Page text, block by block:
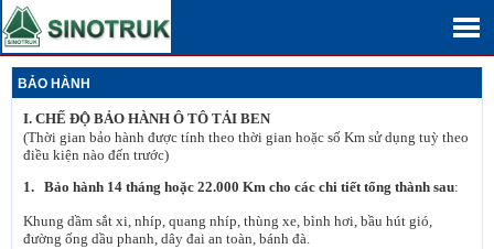
BẢO HÀNH
I. CHẾ ĐỘ BẢO HÀNH Ô TÔ TẢI BEN
(Thời gian bảo hành được tính theo thời gian hoặc số Km sử dụng tuỳ theo
điều kiện nào đến trước)
1. Bảo hành 14 tháng hoặc 22.000 Km cho các chi tiết tổng thành sau:
Khung dầm sắt xi, nhíp, quang nhíp, thùng xe, bình hơi, bầu hút gió,
đường ống dầu phanh, dây đai an toàn, bánh đà.